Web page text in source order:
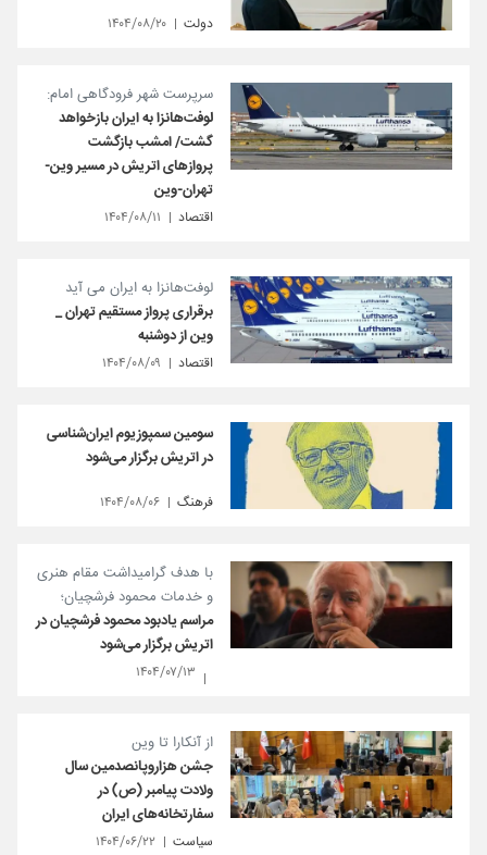
دولت ۱۴۰۴/۰۸/۲۰
سرپرست شهر فرودگاهی امام:
لوفت‌هانزا به ایران بازخواهد
گشت/ امشب بازگشت
پروازهای اتریش در مسیر وین-
تهران-وین
اقتصاد ۱۴۰۴/۰۸/۱۱
لوفت‌هانزا به ایران می آید
برقراری پرواز مستقیم تهران _
وین از دوشنبه
اقتصاد ۱۴۰۴/۰۸/۰۹
سومین سمپوزیوم ایران‌شناسی
در اتریش برگزار می‌شود
فرهنگ ۱۴۰۴/۰۸/۰۶
با هدف گرامیداشت مقام هنری
و خدمات محمود فرشچیان؛
مراسم یادبود محمود فرشچیان در
اتریش برگزار می‌شود
۱۴۰۴/۰۷/۱۳
از آنکارا تا وین
جشن هزاروپانصدمین سال
ولادت پیامبر (ص) در
سفارتخانه‌های ایران
سیاست ۱۴۰۴/۰۶/۲۲